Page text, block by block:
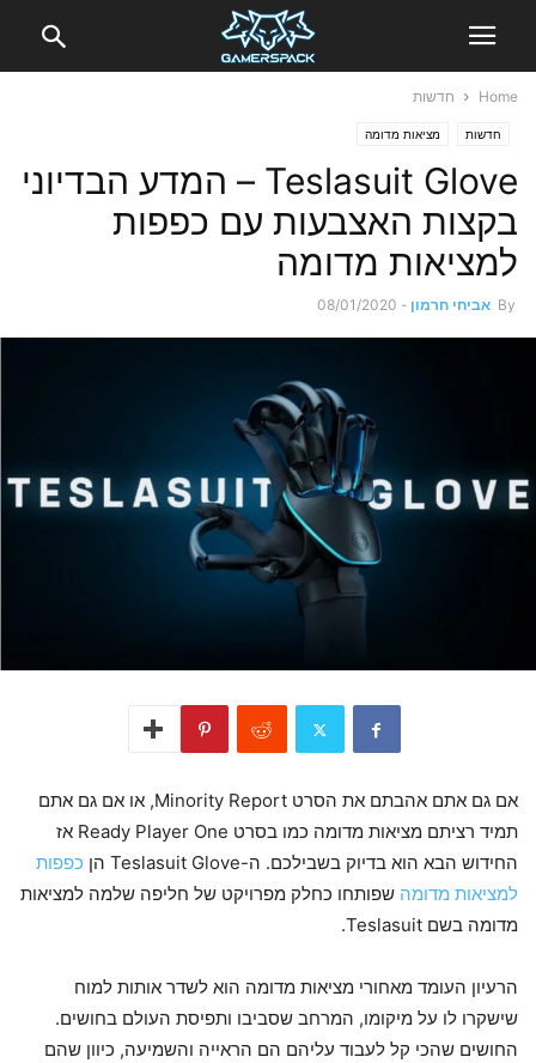
Home חדשות
חדשות מציאות מדומה
Teslasuit Glove – המדע הבדיוני
בקצות האצבעות עם כפפות
למציאות מדומה
By אביחי חרמון -
08/01/2020
אם גם אתם אהבתם את הסרט Minority Report, או אם גם אתם
תמיד רציתם מציאות מדומה כמו בסרט Ready Player One אז
החידוש הבא הוא בדיוק בשבילכם. ה-Teslasuit Glove הן
כפפות
למציאות מדומה שפותחו כחלק מפרויקט של חליפה שלמה למציאות
מדומה בשם Teslasuit.
הרעיון העומד מאחורי מציאות מדומה הוא לשדר אותות למוח
שישקרו לו על מיקומו, המרחב שסביבו ותפיסת העולם בחושים.
החושים שהכי קל לעבוד עליהם הם הראייה והשמיעה, כיוון שהם